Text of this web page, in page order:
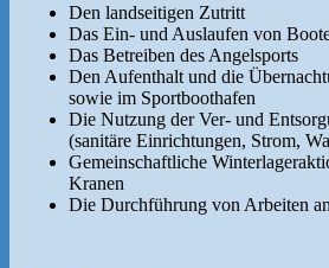
Den landseitigen Zutritt
Das Ein- und Auslaufen von
Das Betreiben des Angelsports
Den Aufenthalt und die
sowie im Sportboothafen
Die Nutzung der Ver- und
(sanitäre Einrichtungen, Strom,
Gemeinschaftliche
Kranen
Die Durchführung von Arbeiten